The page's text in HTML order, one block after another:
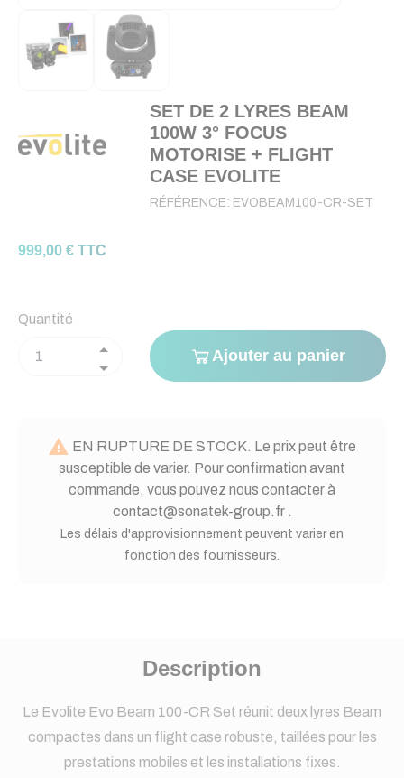
SET DE 2 LYRES BEAM
100W 3° FOCUS
MOTORISE + FLIGHT
CASE EVOLITE
RÉFÉRENCE: EVOBEAM100-CR-SET
999,00 € TTC
Quantité
Ajouter au panier
 EN RUPTURE DE STOCK. Le prix peut être
susceptible de varier. Pour confirmation avant
commande, vous pouvez nous contacter à
contact@sonatek-group.fr .
Les délais d'approvisionnement peuvent varier en
fonction des fournisseurs.
Description
Le Evolite Evo Beam 100-CR Set réunit deux lyres Beam
compactes dans un flight case robuste, taillées pour les
prestations mobiles et les installations fixes.